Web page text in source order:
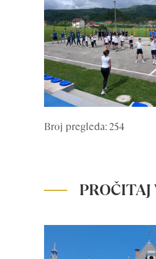
Broj pregleda: 254
PROČITAJ